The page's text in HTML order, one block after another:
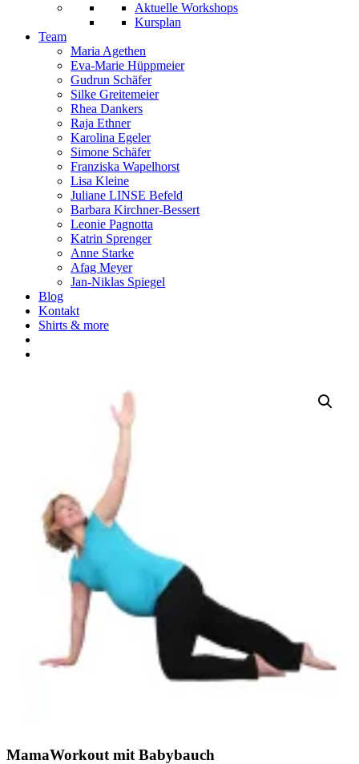
Aktuelle Workshops
Kursplan
Team
Maria Agethen
Eva-Marie Hüppmeier
Gudrun Schäfer
Silke Greitemeier
Rhea Dankers
Raja Ethner
Karolina Egeler
Simone Schäfer
Franziska Wapelhorst
Lisa Kleine
Juliane LINSE Befeld
Barbara Kirchner-Bessert
Leonie Pagnotta
Katrin Sprenger
Anne Starke
Afag Meyer
Jan-Niklas Spiegel
Blog
Kontakt
Shirts & more
MamaWorkout mit Babybauch